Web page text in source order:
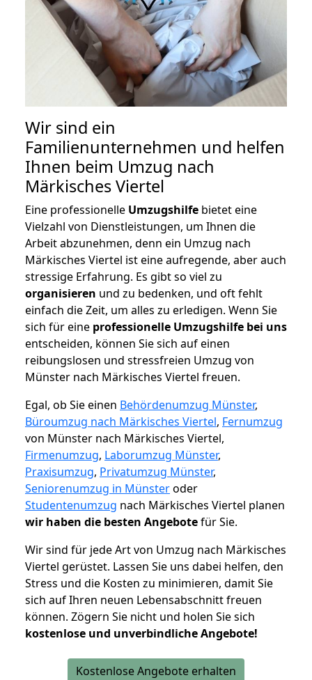
Wir sind ein
Familienunternehmen und helfen
Ihnen beim Umzug nach
Märkisches Viertel
Eine professionelle Umzugshilfe bietet eine
Vielzahl von Dienstleistungen, um Ihnen die
Arbeit abzunehmen, denn ein Umzug nach
Märkisches Viertel ist eine aufregende, aber auch
stressige Erfahrung. Es gibt so viel zu
organisieren und zu bedenken, und oft fehlt
einfach die Zeit, um alles zu erledigen. Wenn Sie
sich für eine professionelle Umzugshilfe bei uns
entscheiden, können Sie sich auf einen
reibungslosen und stressfreien Umzug von
Münster nach Märkisches Viertel freuen.
Egal, ob Sie einen Behördenumzug Münster,
Büroumzug nach Märkisches Viertel, Fernumzug
von Münster nach Märkisches Viertel,
Firmenumzug, Laborumzug Münster,
Praxisumzug, Privatumzug Münster,
Seniorenumzug in Münsteroder
Studentenumzug nach Märkisches Viertel planen
wir haben die besten Angebotefür Sie.
Wir sind für jede Art von Umzug nach Märkisches
Viertel gerüstet. Lassen Sie uns dabei helfen, den
Stress und die Kosten zu minimieren, damit Sie
sich auf Ihren neuen Lebensabschnitt freuen
können. Zögern Sie nicht und holen Sie sich
kostenlose und unverbindliche Angebote!
Kostenlose Angebote erhalten